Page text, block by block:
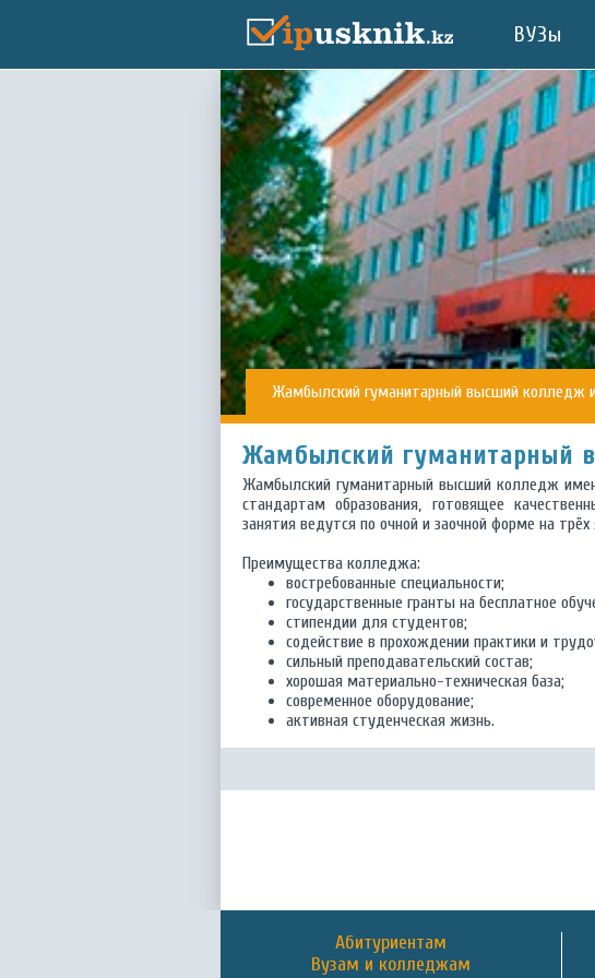
ВУЗы
Жамбылский гуманитарный высший колледж
Жамбылский гуманитарный
Жамбылский гуманитарный высший колледж
стандартам образования, готовящее
занятия ведутся по очной и заочной форме на трёх
Преимущества колледжа:
востребованные специальности;
государственные гранты на бесплатное
стипендии для студентов;
содействие в прохождении практики и
сильный преподавательский состав;
хорошая материально-техническая база;
современное оборудование;
активная студенческая жизнь.
Абитуриентам
Вузам и колледжам